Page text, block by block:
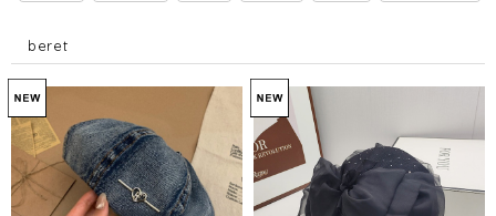
beret